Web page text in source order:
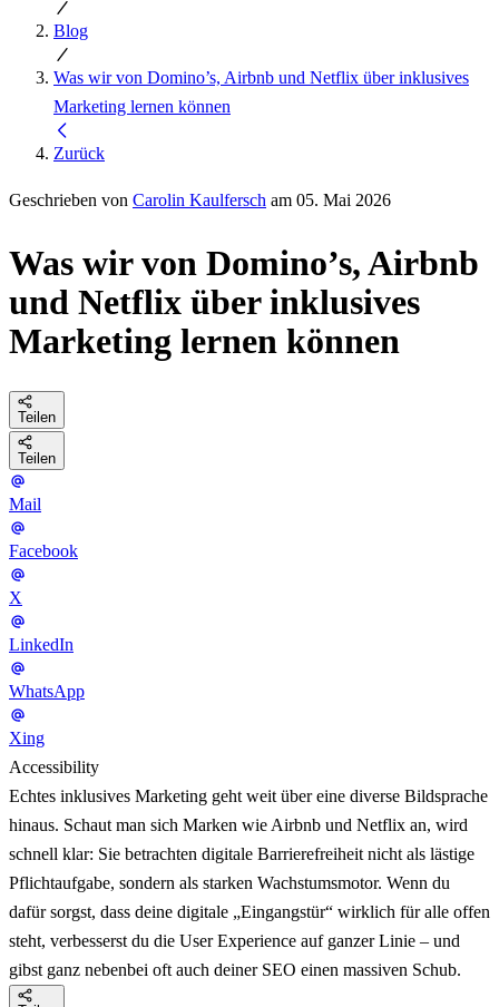
Blog
Was wir von Domino’s, Airbnb und Netflix über inklusives
Marketing lernen können
Zurück
Geschrieben von Carolin Kaulfersch am 05. Mai 2026
Was wir von Domino’s, Airbnb
und Netflix über inklusives
Marketing lernen können
Teilen
Teilen
Mail
Facebook
X
LinkedIn
WhatsApp
Xing
Accessibility
Echtes inklusives Marketing geht weit über eine diverse Bildsprache
hinaus. Schaut man sich Marken wie Airbnb und Netflix an, wird
schnell klar: Sie betrachten digitale Barrierefreiheit nicht als lästige
Pflichtaufgabe, sondern als starken Wachstumsmotor. Wenn du
dafür sorgst, dass deine digitale „Eingangstür“ wirklich für alle offen
steht, verbesserst du die User Experience auf ganzer Linie – und
gibst ganz nebenbei oft auch deiner SEO einen massiven Schub.